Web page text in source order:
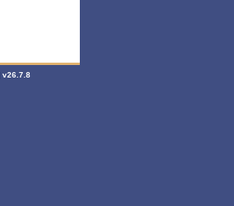
v26.7.8